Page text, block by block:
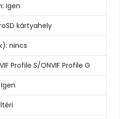
Igen
kártyahely
nincs
Profile S/ONVIF Profile G
Igen